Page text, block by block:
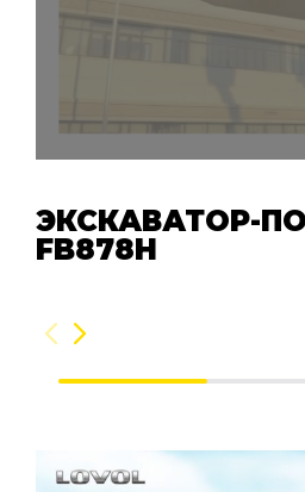
ЭКСКАВАТОР-
FB878H